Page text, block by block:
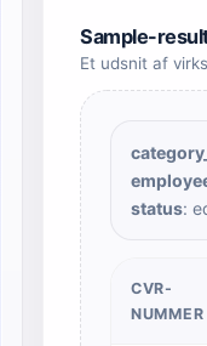
Sample-
Et udsnit af
status:
CVR-
NUMMER